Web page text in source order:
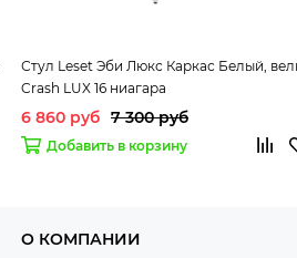
Стул Leset Эби Люкс Каркас Белый,
Crash LUX 16 ниагара
6 860 руб 7 300 руб
Добавить в корзину
О КОМПАНИИ